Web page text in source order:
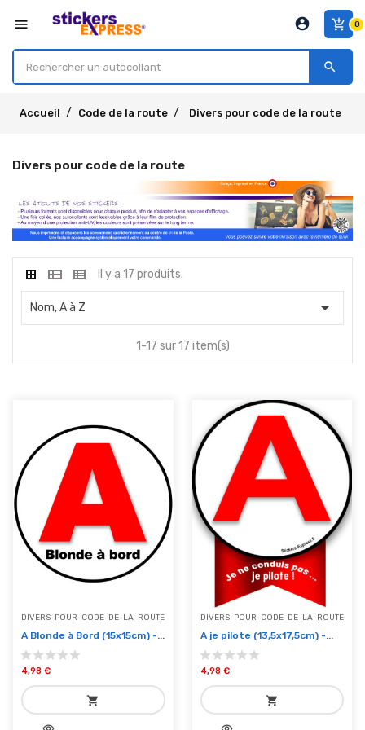
menu add_shopping_cart 0
account_circle
search
Accueil Code de la route Divers pour code de la route
Divers pour code de la route
Il y a 17 produits.
Nom, A à Z 
1-17 sur 17 item(s)
DIVERS-POUR-CODE-DE-LA-ROUTE
A Blonde à Bord (15x15cm) -...
4,98 €
shopping_cart
DIVERS-POUR-CODE-DE-LA-ROUTE
A je pilote (13,5x17,5cm) -...
4,98 €
shopping_cart